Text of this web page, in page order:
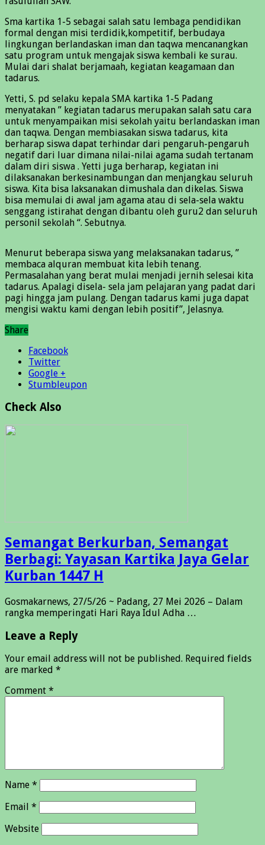
Sma kartika 1-5 sebagai salah satu lembaga pendidikan
formal dengan misi terdidik,kompetitif, berbudaya
lingkungan berlandaskan iman dan taqwa mencanangkan
satu program untuk mengajak siswa kembali ke surau.
Mulai dari shalat berjamaah, kegiatan keagamaan dan
tadarus.
Yetti, S. pd selaku kepala SMA kartika 1-5 Padang
menyatakan ” kegiatan tadarus merupakan salah satu cara
untuk menyampaikan misi sekolah yaitu berlandaskan iman
dan taqwa. Dengan membiasakan siswa tadarus, kita
berharap siswa dapat terhindar dari pengaruh-pengaruh
negatif dari luar dimana nilai-nilai agama sudah tertanam
dalam diri siswa . Yetti juga berharap, kegiatan ini
dilaksanakan berkesinambungan dan menjangkau seluruh
siswa. Kita bisa laksanakan dimushala dan dikelas. Siswa
bisa memulai di awal jam agama atau di sela-sela waktu
senggang istirahat dengan dibantu oleh guru2 dan seluruh
personil sekolah “. Sebutnya.
Menurut beberapa siswa yang melaksanakan tadarus, ”
membaca alquran membuat kita lebih tenang.
Permasalahan yang berat mulai menjadi jernih selesai kita
tadarus. Apalagi disela- sela jam pelajaran yang padat dari
pagi hingga jam pulang. Dengan tadarus kami juga dapat
mengisi waktu kami dengan lebih positif”, Jelasnya.
Share
Facebook
Twitter
Google +
Stumbleupon
Check Also
Semangat Berkurban, Semangat
Berbagi: Yayasan Kartika Jaya Gelar
Kurban 1447 H
Gosmakarnews, 27/5/26 ~ Padang, 27 Mei 2026 – Dalam
rangka memperingati Hari Raya Idul Adha …
Leave a Reply
Your email address will not be published. Required fields
are marked *
Comment *
Name *
Email *
Website